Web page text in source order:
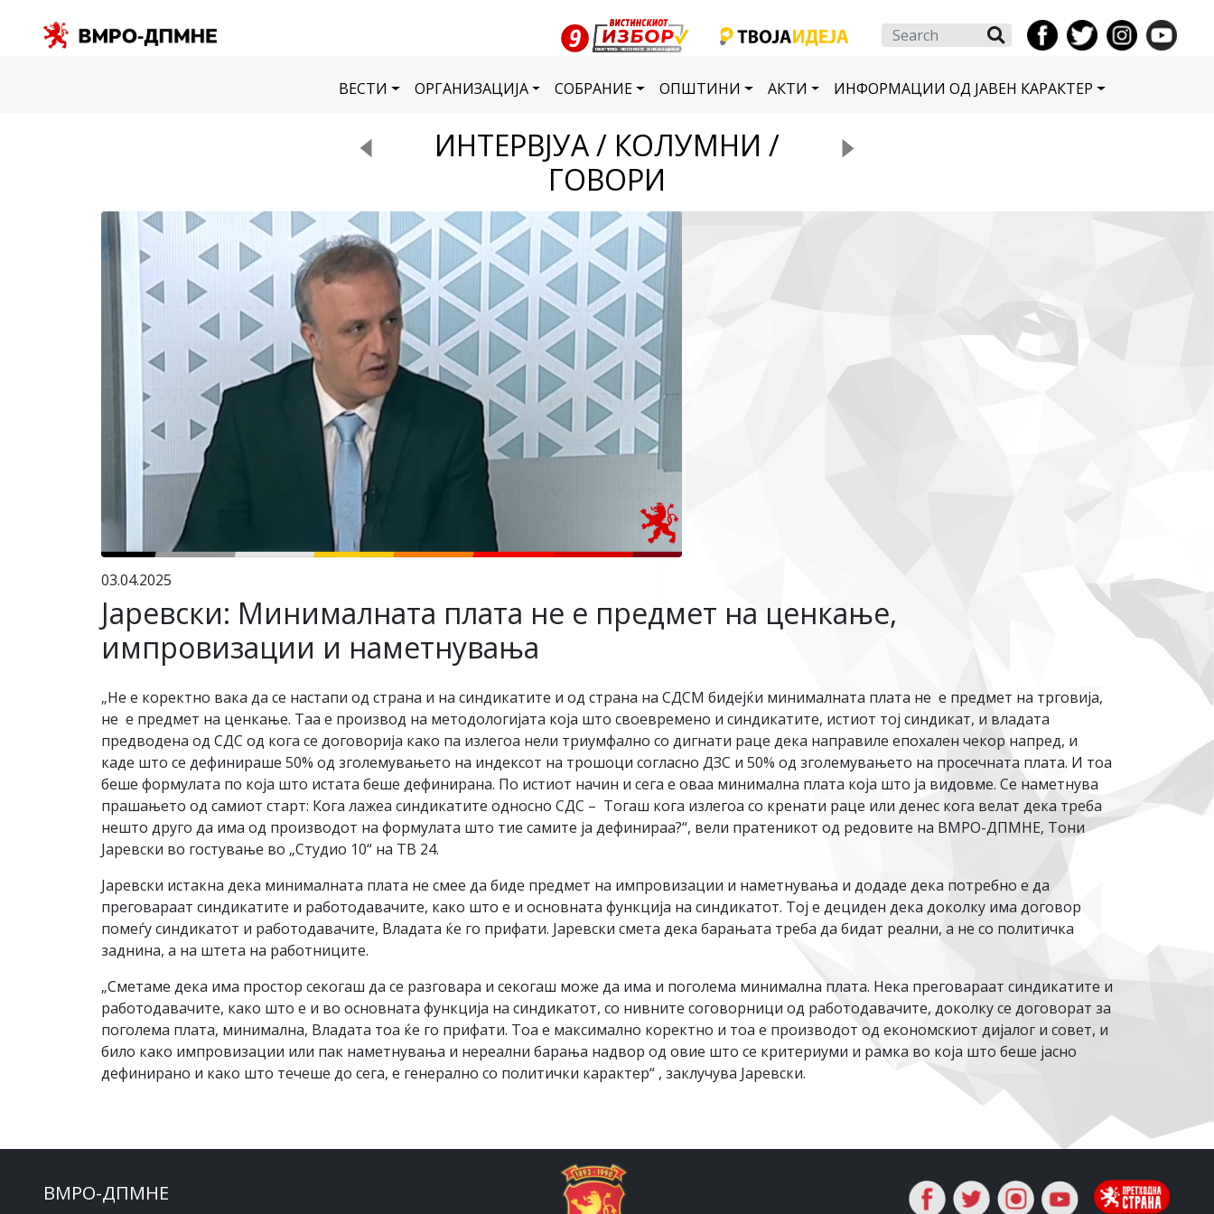
Search
ВЕСТИ ОРГАНИЗАЦИЈА СОБРАНИЕ ОПШТИНИ АКТИ ИНФОРМАЦИИ ОД ЈАВЕН КАРАКТЕР
ИНТЕРВЈУА / КОЛУМНИ /
ГОВОРИ
03.04.2025
Јаревски: Минималната плата не е предмет на ценкање,
импровизации и наметнувања
„Не е коректно вака да се настапи од страна и на синдикатите и од страна на СДСМ бидејќи минималната плата не е предмет на трговија,
не е предмет на ценкање. Таа е производ на методологијата која што своевремено и синдикатите, истиот тој синдикат, и владата
предводена од СДС од кога се договорија како па излегоа нели триумфално со дигнати раце дека направиле епохален чекор напред, и
каде што се дефинираше 50% од зголемувањето на индексот на трошоци согласно ДЗС и 50% од зголемувањето на просечната плата. И тоа
беше формулата по која што истата беше дефинирана. По истиот начин и сега е оваа минимална плата која што ја видовме. Се наметнува
прашањето од самиот старт: Кога лажеа синдикатите односно СДС – Тогаш кога излегоа со кренати раце или денес кога велат дека треба
нешто друго да има од производот на формулата што тие самите ја дефинираа?“, вели пратеникот од редовите на ВМРО-ДПМНЕ, Тони
Јаревски во гостување во „Студио 10“ на ТВ 24.
Јаревски истакна дека минималната плата не смее да биде предмет на импровизации и наметнувања и додаде дека потребно е да
преговараат синдикатите и работодавачите, како што е и основната функција на синдикатот. Тој е дециден дека доколку има договор
помеѓу синдикатот и работодавачите, Владата ќе го прифати. Јаревски смета дека барањата треба да бидат реални, а не со политичка
заднина, а на штета на работниците.
„Сметаме дека има простор секогаш да се разговара и секогаш може да има и поголема минимална плата. Нека преговараат синдикатите и
работодавачите, како што е и во основната функција на синдикатот, со нивните соговорници од работодавачите, доколку се договорат за
поголема плата, минимална, Владата тоа ќе го прифати. Тоа е максимално коректно и тоа е производот од економскиот дијалог и совет, и
било како импровизации или пак наметнувања и нереални барања надвор од овие што се критериуми и рамка во која што беше јасно
дефинирано и како што течеше до сега, е генерално со политички карактер“ , заклучува Јаревски.
ВМРО-ДПМНЕ